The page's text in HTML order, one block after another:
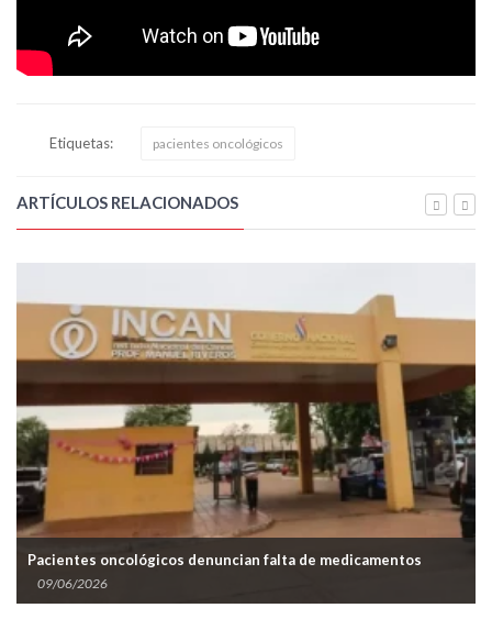
Etiquetas: pacientes oncológicos
ARTÍCULOS RELACIONADOS
Pacientes oncológicos denuncian falta de medicamentos
09/06/2026